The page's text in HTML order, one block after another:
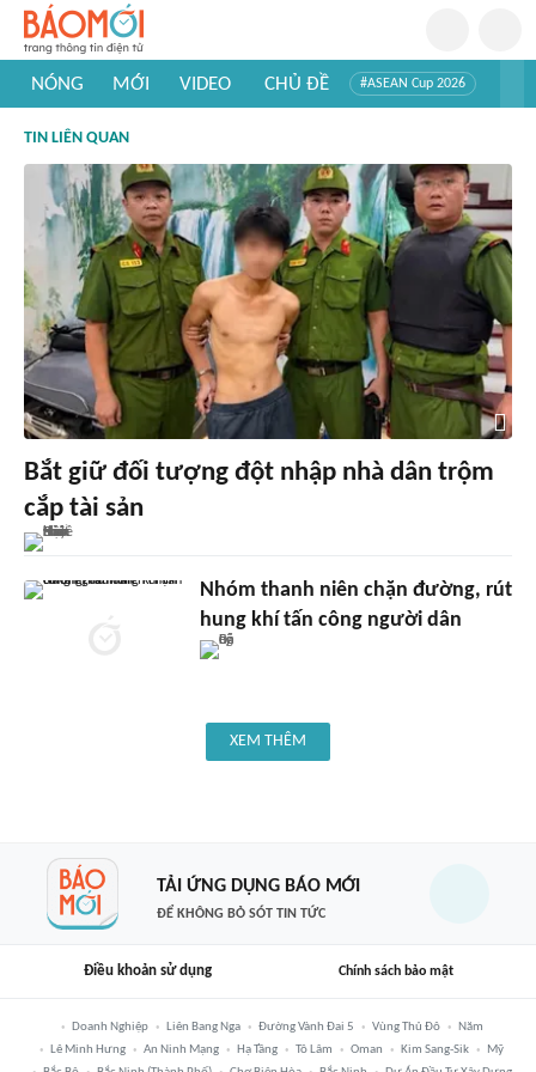
NÓNG MỚI VIDEO CHỦ ĐỀ #ASEAN Cup 2026
#Khám phá thế giới
TIN LIÊN QUAN
Bắt giữ đối tượng đột nhập nhà dân trộm
cắp tài sản
Nhóm thanh niên chặn đường, rút
hung khí tấn công người dân
XEM THÊM
TẢI ỨNG DỤNG BÁO MỚI
ĐỂ KHÔNG BỎ SÓT TIN TỨC
Điều khoản sử dụng Chính sách bảo mật
Doanh Nghiệp Liên Bang Nga Đường Vành Đai 5 Vùng Thủ Đô
Năm
Lê Minh Hưng
An Ninh Mạng Hạ Tầng Tô Lâm Oman Kim Sang-Sik
Mỹ